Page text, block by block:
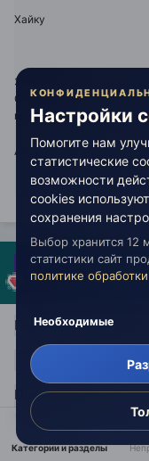
Хайку
Знак на стекле.
Сквозь формулу свет
мир узнаётся.
Alın Ak.
Гусейн
Гимн КаДже МеГ
Приличный
блюли мы
Категории и разделы
Настройки
Помогите нам
статистические
возможности
cookies
сохранения
Выбор хранится 12
статистики сайт
политике
Необходимые